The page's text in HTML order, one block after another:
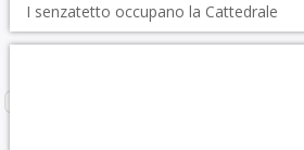
I senzatetto occupano la Cattedrale